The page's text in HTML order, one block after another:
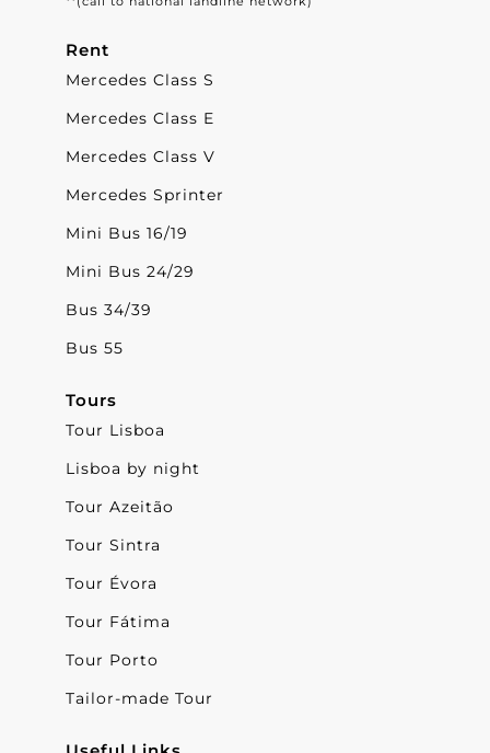
Rent
Mercedes Class S
Mercedes Class E
Mercedes Class V
Mercedes Sprinter
Mini Bus 16/19
Mini Bus 24/29
Bus 34/39
Bus 55
Tours
Tour Lisboa
Lisboa by night
Tour Azeitão
Tour Sintra
Tour Évora
Tour Fátima
Tour Porto
Tailor-made Tour